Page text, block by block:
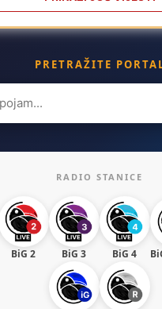
PRETRAŽITE
RADIO STANICE
BiG 2 BiG 3 BiG 4